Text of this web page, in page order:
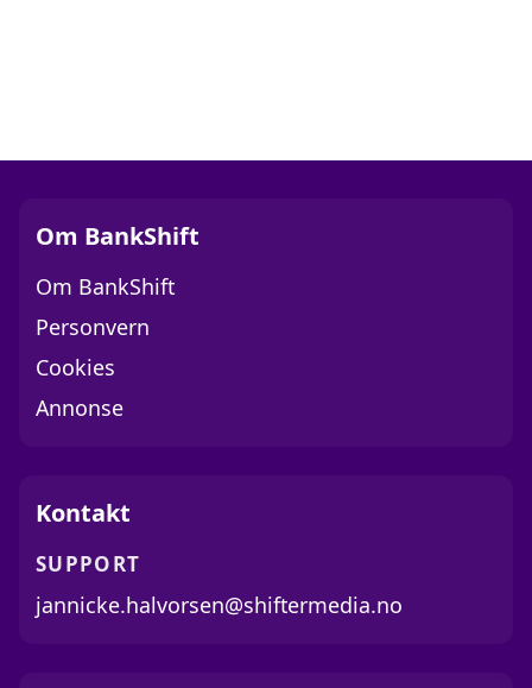
Om BankShift
Om BankShift
Personvern
Cookies
Annonse
Kontakt
SUPPORT
jannicke.halvorsen@shiftermedia.no